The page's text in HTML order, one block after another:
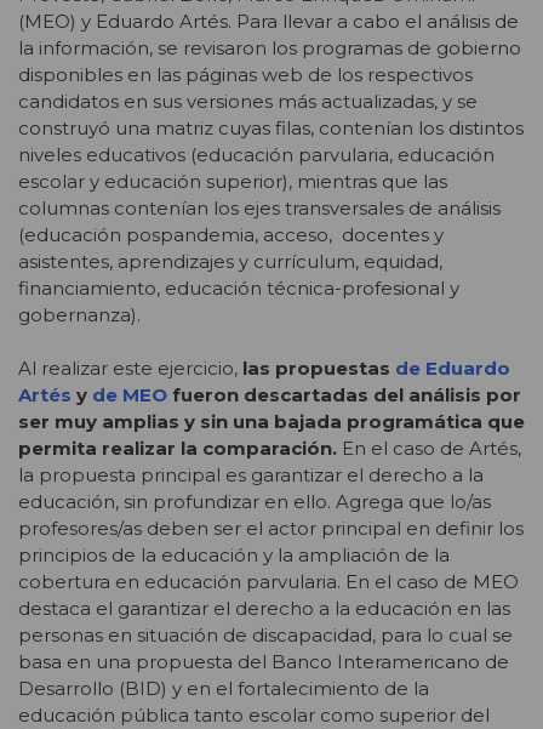
(MEO) y Eduardo Artés. Para llevar a cabo el análisis de
la información, se revisaron los programas de gobierno
disponibles en las páginas web de los respectivos
candidatos en sus versiones más actualizadas, y se
construyó una matriz cuyas filas, contenían los distintos
niveles educativos (educación parvularia, educación
escolar y educación superior), mientras que las
columnas contenían los ejes transversales de análisis
(educación pospandemia, acceso, docentes y
asistentes, aprendizajes y currículum, equidad,
financiamiento, educación técnica-profesional y
gobernanza).
Al realizar este ejercicio, las propuestas de Eduardo
Artés y de MEO fueron descartadas del análisis por
ser muy amplias y sin una bajada programática que
permita realizar la comparación. En el caso de Artés,
la propuesta principal es garantizar el derecho a la
educación, sin profundizar en ello. Agrega que lo/as
profesores/as deben ser el actor principal en definir los
principios de la educación y la ampliación de la
cobertura en educación parvularia. En el caso de MEO
destaca el garantizar el derecho a la educación en las
personas en situación de discapacidad, para lo cual se
basa en una propuesta del Banco Interamericano de
Desarrollo (BID) y en el fortalecimiento de la
educación pública tanto escolar como superior del